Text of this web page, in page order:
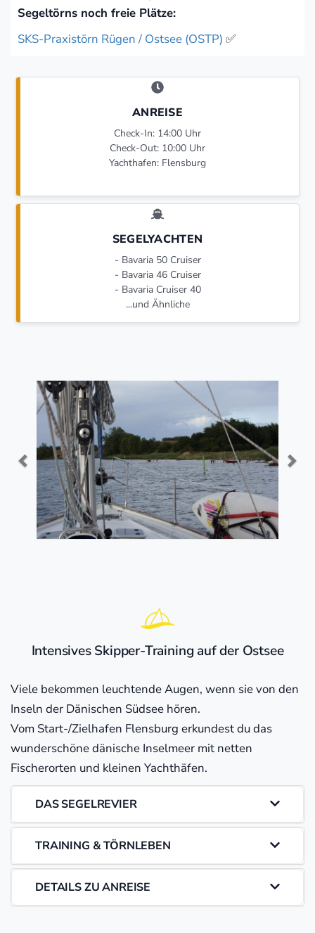
Segeltörns noch freie Plätze:
SKS-Praxistörn Rügen / Ostsee (OSTP) ✅
ANREISE
Check-In: 14:00 Uhr
Check-Out: 10:00 Uhr
Yachthafen: Flensburg
SEGELYACHTEN
- Bavaria 50 Cruiser
- Bavaria 46 Cruiser
- Bavaria Cruiser 40
...und Ähnliche
Intensives Skipper-Training auf der Ostsee
Viele bekommen leuchtende Augen, wenn sie von den
Inseln der Dänischen Südsee hören.
Vom Start-/Zielhafen Flensburg erkundest du das
wunderschöne dänische Inselmeer mit netten
Fischerorten und kleinen Yachthäfen.
DAS SEGELREVIER
TRAINING & TÖRNLEBEN
DETAILS ZU ANREISE